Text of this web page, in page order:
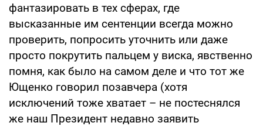
фантазировать в тех сферах, где
высказанные им сентенции всегда можно
проверить, попросить уточнить или даже
просто покрутить пальцем у виска, явственно
помня, как было на самом деле и что тот же
Ющенко говорил позавчера (хотя
исключений тоже хватает – не постеснялся
же наш Президент недавно заявить